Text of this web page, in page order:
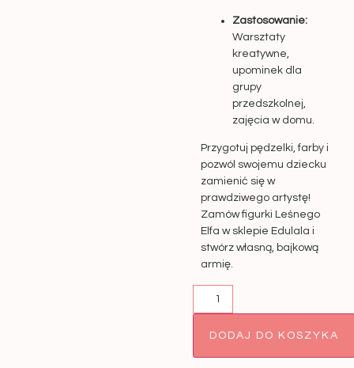
Zastosowanie:
Warsztaty
kreatywne,
upominek dla
grupy
przedszkolnej,
zajęcia w domu.
Przygotuj pędzelki, farby i
pozwól swojemu dziecku
zamienić się w
prawdziwego artystę!
Zamów figurki Leśnego
Elfa w sklepie Edulala i
stwórz własną, bajkową
armię.
DODAJ DO KOSZYKA